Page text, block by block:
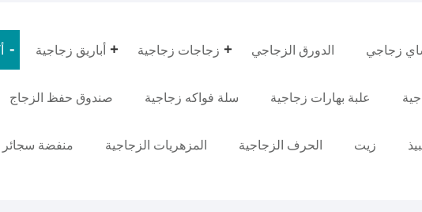
أباريق زجاجية زجاجات زجاجية الدورق الزجاجي زجاجي
صندوق حفظ الزجاج سلة فواكه زجاجية علبة بهارات زجاجية
منفضة سجائر المزهريات الزجاجية الحرف الزجاجية زيت